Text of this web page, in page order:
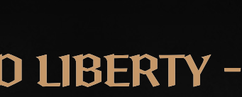
LIBERTY -